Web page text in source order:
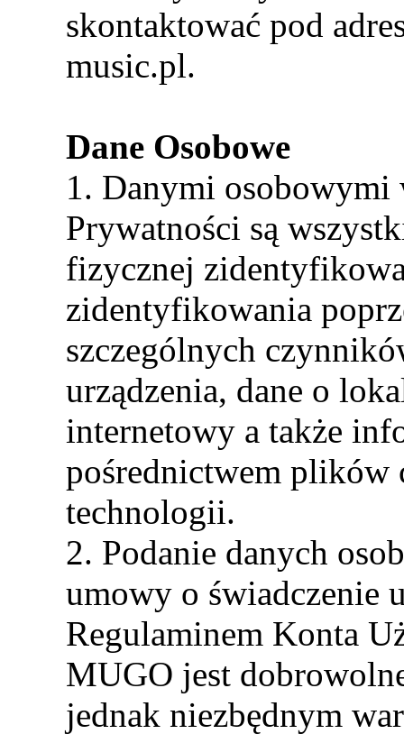
skontaktować pod
music.pl.
Dane Osobowe
1. Danymi
Prywatności są
fizycznej
zidentyfikowania
szczególnych
urządzenia, dane o
internetowy a także
pośrednictwem plików
technologii.
2. Podanie danych
umowy o świadczenie
Regulaminem Konta
MUGO jest
jednak niezbędnym